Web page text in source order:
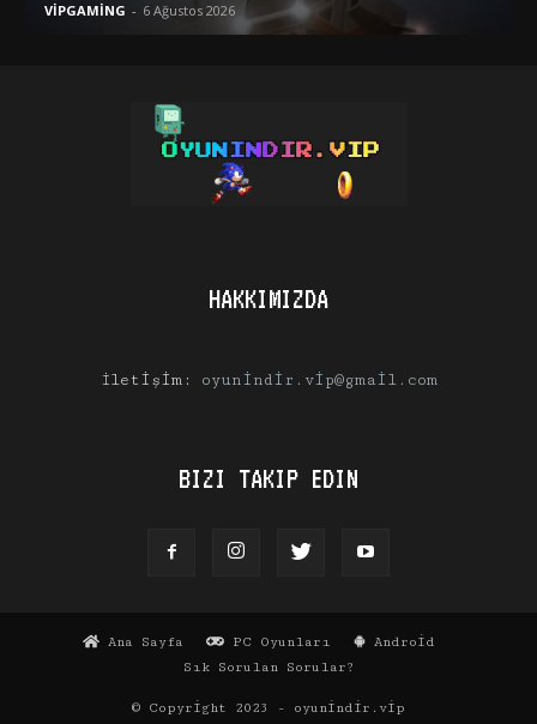
VİPGAMİNG - 6 Ağustos 2026
HAKKIMIZDA
İletişim: oyunindir.vip@gmail.com
BIZI TAKIP EDIN
Ana Sayfa PC Oyunları
Android
Sık Sorulan Sorular?
© Copyright 2023 - oyunindir.vip